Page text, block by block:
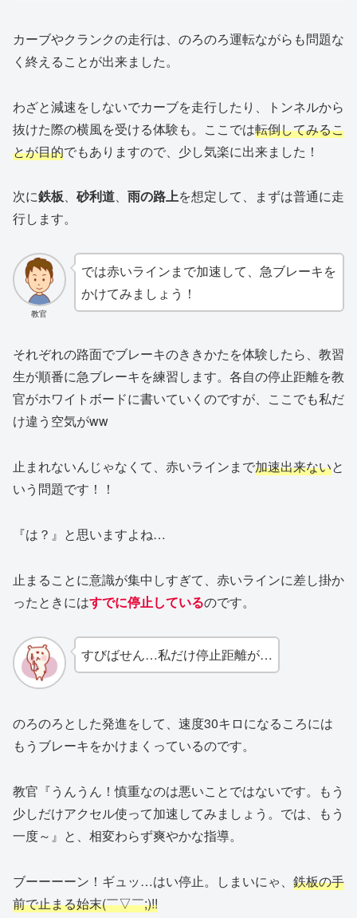
カーブやクランクの走行は、のろのろ運転ながらも問題な
く終えることが出来ました。
わざと減速をしないでカーブを走行したり、トンネルから
抜けた際の横風を受ける体験も。ここでは転倒してみるこ
とが目的でもありますので、少し気楽に出来ました！
次に鉄板、 砂利道、 雨の路上を想定して、まずは普通に走
行します。
教官
では赤いラインまで加速して、急ブレーキを
かけてみましょう！
それぞれの路面でブレーキのききかたを体験したら、教習
生が順番に急ブレーキを練習します。各自の停止距離を教
官がホワイトボードに書いていくのですが、ここでも私だ
け違う空気がww
止まれないんじゃなくて、赤いラインまで加速出来ないと
いう問題です！！
『は？』と思いますよね…
止まることに意識が集中しすぎて、赤いラインに差し掛か
ったときにはすでに停止しているのです。
すびばせん…私だけ停止距離が…
のろのろとした発進をして、速度30キロになるころには
もうブレーキをかけまくっているのです。
教官『うんうん！慎重なのは悪いことではないです。もう
少しだけアクセル使って加速してみましょう。では、もう
一度～』と、相変わらず爽やかな指導。
ブーーーーン！ギュッ…はい停止。しまいにゃ、 鉄板の手
前で止まる始末(￣▽￣;)!!